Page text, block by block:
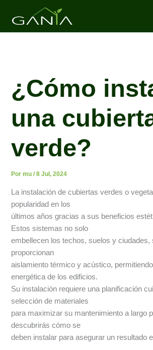
¿Cómo
una
verde?
Pormu/8 Jul, 2024
La instalación de cubiertas verdes o
popularidad en los
últimos años gracias a sus beneficios
Estos sistemas no solo
embellecen los techos, suelos y ciudades,
proporcionan
aislamiento térmico y acústico,
energética de los edificios.
Su instalación requiere una planificación
selección de materiales
para maximizar su mantenimiento a largo
descubrirás cómo se
deben instalar para asegurar un resultado